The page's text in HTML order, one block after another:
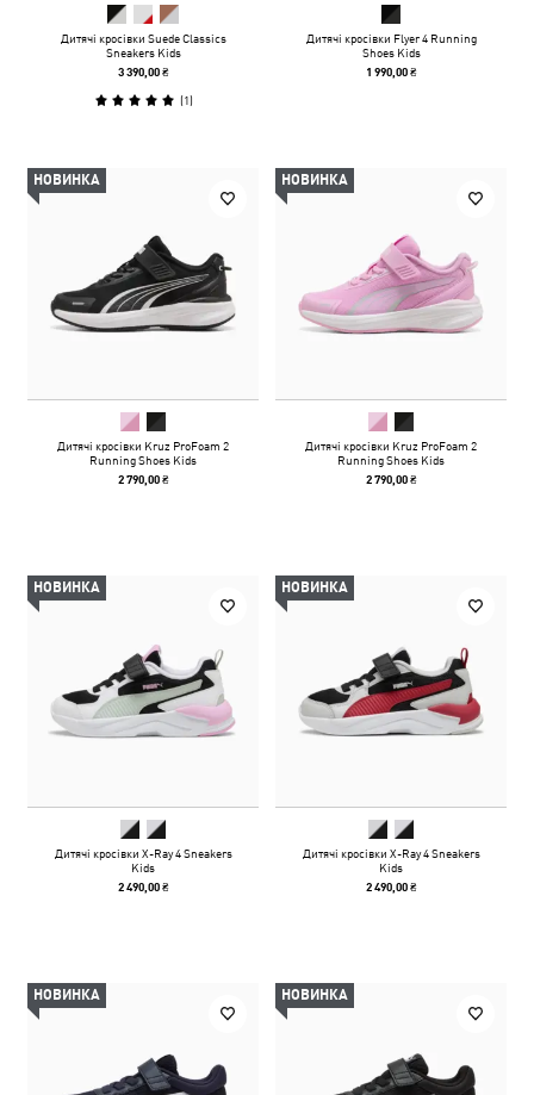
Дитячі кросівки Suede Classics
Sneakers Kids
3 390,00 ₴
(1)
Дитячі кросівки Flyer 4 Running
Shoes Kids
1 990,00 ₴
НОВИНКА
Дитячі кросівки Kruz ProFoam 2
Running Shoes Kids
2 790,00 ₴
НОВИНКА
Дитячі кросівки Kruz ProFoam 2
Running Shoes Kids
2 790,00 ₴
НОВИНКА
Дитячі кросівки X-Ray 4 Sneakers
Kids
2 490,00 ₴
НОВИНКА
Дитячі кросівки X-Ray 4 Sneakers
Kids
2 490,00 ₴
НОВИНКА НОВИНКА